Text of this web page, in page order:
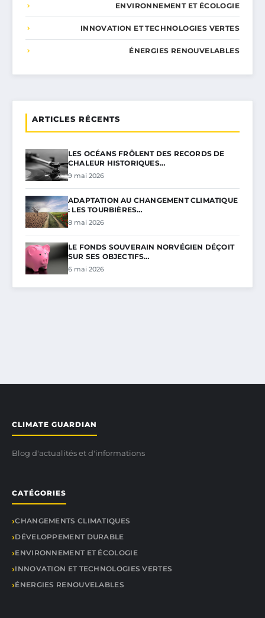
ENVIRONNEMENT ET ÉCOLOGIE
INNOVATION ET TECHNOLOGIES VERTES
ÉNERGIES RENOUVELABLES
ARTICLES RÉCENTS
LES OCÉANS FRÔLENT DES RECORDS DE
CHALEUR HISTORIQUES…
9 mai 2026
ADAPTATION AU CHANGEMENT CLIMATIQUE
: LES TOURBIÈRES…
8 mai 2026
LE FONDS SOUVERAIN NORVÉGIEN DÉÇOIT
SUR SES OBJECTIFS…
6 mai 2026
CLIMATE GUARDIAN
Blog d'actualités et d'informations
CATÉGORIES
CHANGEMENTS CLIMATIQUES
DÉVELOPPEMENT DURABLE
ENVIRONNEMENT ET ÉCOLOGIE
INNOVATION ET TECHNOLOGIES VERTES
ÉNERGIES RENOUVELABLES